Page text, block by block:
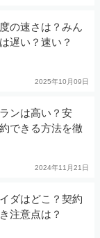
の速さは？みん
遅い？速い？
2025年10月09日
ンは高い？安
できる方法を徹
2024年11月21日
ダはどこ？契約
注意点は？